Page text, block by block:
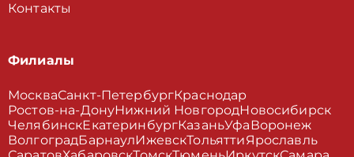
Контакты
Филиалы
МоскваСанкт-ПетербургКраснодар
Ростов-на-ДонуНижний НовгородНовосибирск
ЧелябинскЕкатеринбургКазаньУфаВоронеж
ВолгоградБарнаулИжевскТольяттиЯрославль